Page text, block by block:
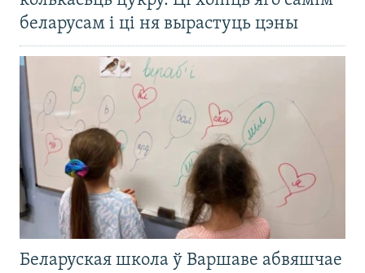
беларусам і ці ня вырастуць цэны
Беларуская школа ў Варшаве абвяшчае